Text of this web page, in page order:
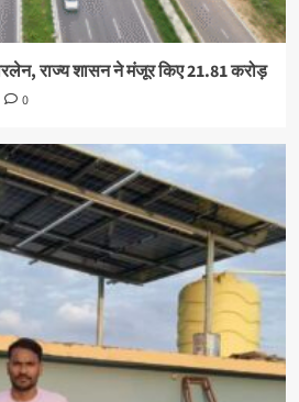
राज्य शासन ने मंजूर किए 21.81 करोड़
0